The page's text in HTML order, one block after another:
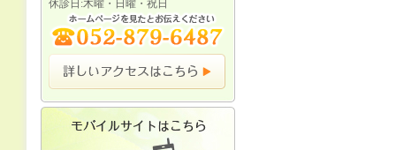
休診日:木曜・日曜・祝日